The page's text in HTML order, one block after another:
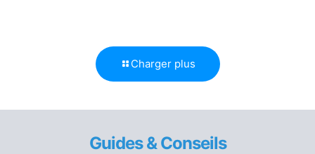
Charger plus
Guides & Conseils